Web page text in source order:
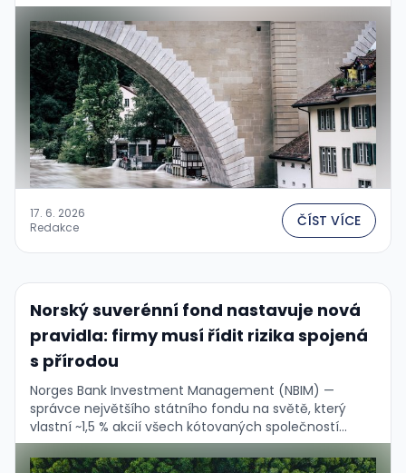
17. 6. 2026
Redakce
ČÍST VÍCE
Norský suverénní fond nastavuje nová
pravidla: firmy musí řídit rizika spojená
s přírodou
Norges Bank Investment Management (NBIM) —
správce největšího státního fondu na světě, který
vlastní ~1,5 % akcií všech kótovaných společností
globálně (~7 200 firem) — právě zveřejnil svá „Nature
Expectations"....